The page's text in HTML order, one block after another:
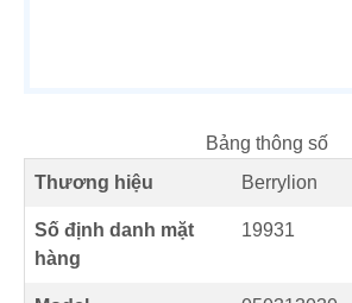
Bảng thông số
Thương hiệu
Berrylion
Số định danh mặt
hàng
19931